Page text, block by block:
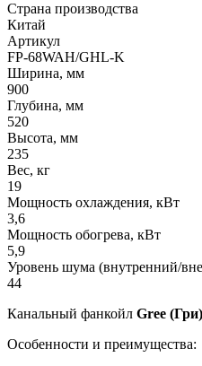
Страна производства
Китай
Артикул
FP-68WAH/GHL-K
Ширина, мм
900
Глубина, мм
520
Высота, мм
235
Вес, кг
19
Мощность охлаждения, кВт
3,6
Мощность обогрева, кВт
5,9
Уровень шума (внутренний/
44
Канальный фанкойл Gree
Особенности и преимущества: